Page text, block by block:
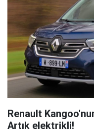
Renault
Artık elektrikli!